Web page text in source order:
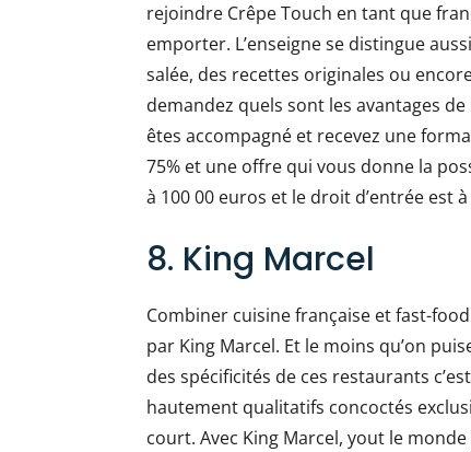
rejoindre Crêpe Touch en tant que
emporter. L’enseigne se distingue
salée, des recettes originales ou
demandez quels sont les avantages
êtes accompagné et recevez une
75% et une offre qui vous donne la
à 100 00 euros et le droit d’entrée est
8. King Marcel
Combiner cuisine française et fast-
par King Marcel. Et le moins qu’on
des spécificités de ces restaurants
hautement qualitatifs concoctés
court. Avec King Marcel, yout le